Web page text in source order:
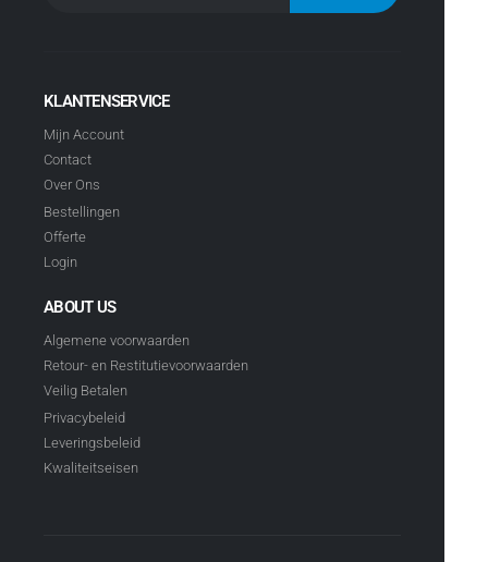
KLANTENSERVICE
Mijn Account
Contact
Over Ons
Bestellingen
Offerte
Login
ABOUT US
Algemene voorwaarden
Retour- en Restitutievoorwaarden
Veilig Betalen
Privacybeleid
Leveringsbeleid
Kwaliteitseisen